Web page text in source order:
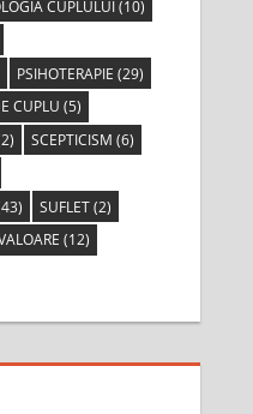
CUPLULUI(10)
PSIHOTERAPIE (29)
CUPLU (5)
SCEPTICISM (6)
SUFLET(2)
(12)